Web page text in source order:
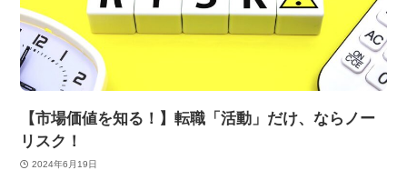
【市場価値を知る！】転職「活動」だけ、ならノー
リスク！
2024年6月19日